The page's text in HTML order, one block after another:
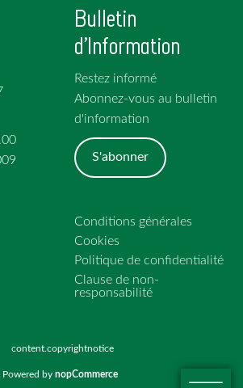
Bulletin
d'Information
Restez informé
Abonnez-vous au bulletin
d'information
S'abonner
Conditions générales
Cookies
Politique de confidentialité
Clause de non-
responsabilité
content.copyrightnotice
Powered by nopCommerce